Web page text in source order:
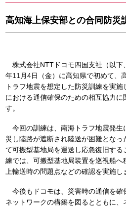
高知海上保安部との合同防災
株式会社NTTドコモ四国支社（以下
年11月4日（金）に高知県で初めて、
トラフ地震を想定した防災訓練を実
における通信確保のための相互協力に
す。
今回の訓練は、南海トラフ地震発生
災し陸路が遮断され陸送が困難とな
て可搬型基地局を運送し応急復旧する
練では、可搬型基地局装置を巡視船
上輸送時の問題点などの確認を実施し
今後もドコモは、災害時の通信を確
ネットワークの構築を図るとともに